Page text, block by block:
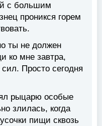
с большим
проникся горем
ты не должен
ко мне завтра,
Просто сегодня
рыцарю особые
злилась, когда
пищи сквозь